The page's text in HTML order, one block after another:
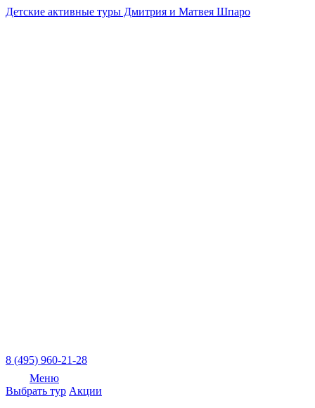
Детские активные туры Дмитрия и Матвея Шпаро
8 (495) 960-21-28
Меню
Выбрать тур Акции